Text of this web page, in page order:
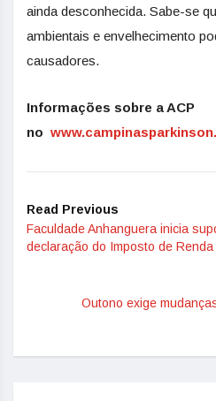
ainda desconhecida. Sabe-se
ambientais e envelhecimento
causadores.
Informações sobre a ACP
no
Read Previous
Faculdade Anhanguera inicia
declaração do Imposto de
Outono exige